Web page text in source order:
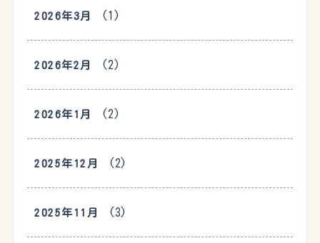
2026年3月 (1)
2026年2月 (2)
2026年1月 (2)
2025年12月 (2)
2025年11月 (3)